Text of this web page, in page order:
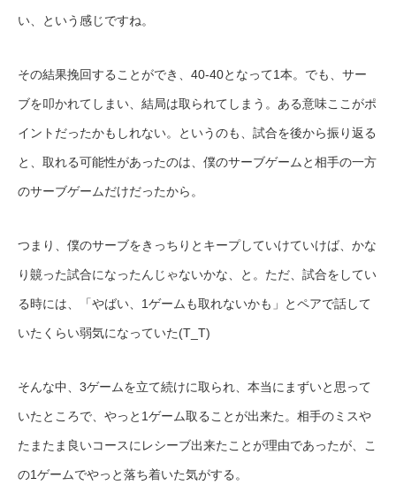
い、という感じですね。
その結果挽回することができ、40-40となって1本。でも、サー
ブを叩かれてしまい、結局は取られてしまう。ある意味ここがポ
イントだったかもしれない。というのも、試合を後から振り返る
と、取れる可能性があったのは、僕のサーブゲームと相手の一方
のサーブゲームだけだったから。
つまり、僕のサーブをきっちりとキープしていけていけば、かな
り竸った試合になったんじゃないかな、と。ただ、試合をしてい
る時には、「やばい、1ゲームも取れないかも」とペアで話して
いたくらい弱気になっていた(T_T)
そんな中、3ゲームを立て続けに取られ、本当にまずいと思って
いたところで、やっと1ゲーム取ることが出来た。相手のミスや
たまたま良いコースにレシーブ出来たことが理由であったが、こ
の1ゲームでやっと落ち着いた気がする。